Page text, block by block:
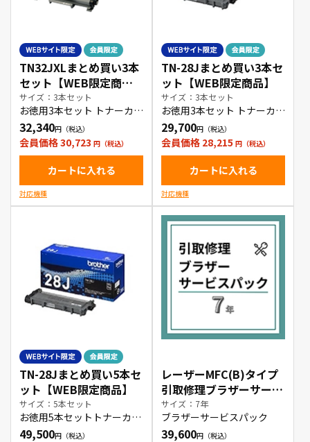
TN32JXLまとめ買い3本
セット【WEB限定商
品】
サイズ：3本セット
お徳用3本セット トナーカー
トリッジ
32,340
会員価格 30,723
カートに入れる
対応機種
TN-28Jまとめ買い3本セ
ット【WEB限定商品】
サイズ：3本セット
お徳用3本セット トナーカー
トリッジ
29,700
会員価格 28,215
カートに入れる
対応機種
TN-28Jまとめ買い5本セ
ット【WEB限定商品】
サイズ：5本セット
お徳用5本セットトナーカー
トリッジ
49,500
レーザーMFC(B)タイプ
引取修理ブラザーサービ
スパック7年
サイズ：7年
ブラザーサービスパック
39,600